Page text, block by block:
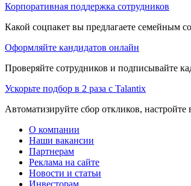
Корпоративная поддержка сотрудников
Какой соцпакет вы предлагаете семейным
Оформляйте кандидатов онлайн
Проверяйте сотрудников и подписывайте
Ускорьте подбор в 2 раза с Talantix
Автоматизируйте сбор откликов,
О компании
Наши вакансии
Партнерам
Реклама на сайте
Новости и статьи
Инвесторам